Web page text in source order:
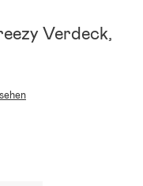
Verdeck,